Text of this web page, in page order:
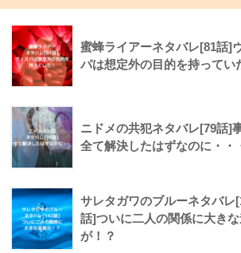
蜜蜂ライアーネタバレ[81話]
パは想定外の目的を持ってい
ニドメの共犯ネタバレ[79話]
全て解決したはずなのに・・
サレタガワのブルーネタバレ
話]ついに二人の関係に大き
が！？